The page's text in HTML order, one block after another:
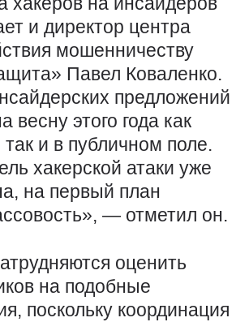
и директор центра
мошенничеству
Павел Коваленко.
предложений
весну этого года как
так и в публичном поле.
хакерской атаки уже
на первый план
— отметил он.
оценить
на подобные
поскольку координация